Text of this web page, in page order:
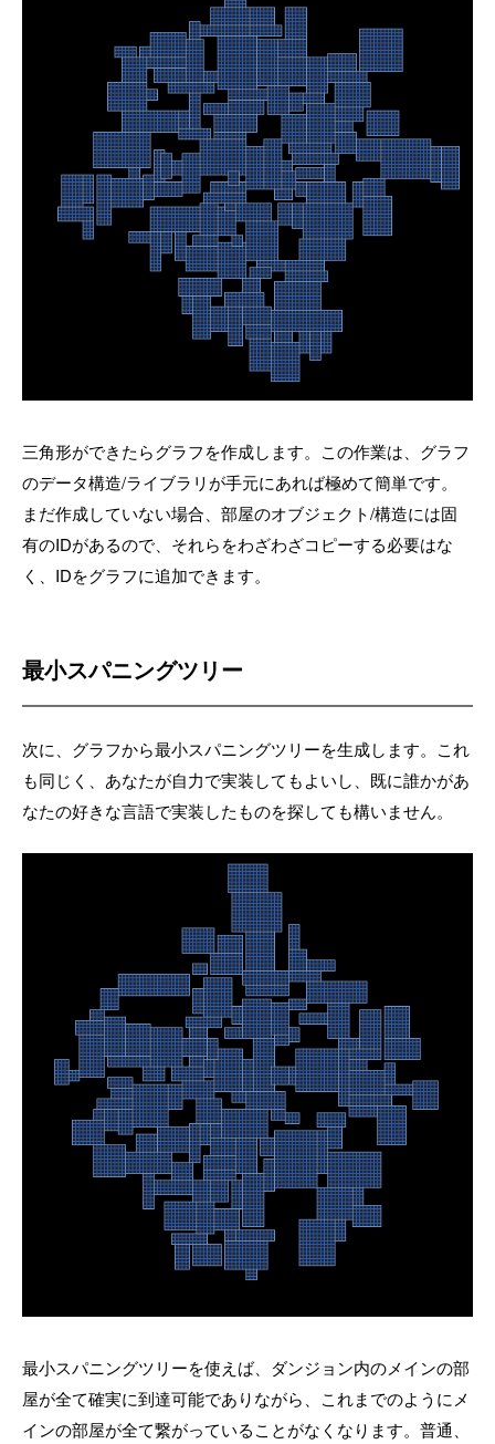
三角形ができたらグラフを作成します。この作業は、グラフ
のデータ構造/ライブラリが手元にあれば極めて簡単です。
まだ作成していない場合、部屋のオブジェクト/構造には固
有のIDがあるので、それらをわざわざコピーする必要はな
く、IDをグラフに追加できます。
最小スパニングツリー
次に、グラフから最小スパニングツリーを生成します。これ
も同じく、あなたが自力で実装してもよいし、既に誰かがあ
なたの好きな言語で実装したものを探しても構いません。
最小スパニングツリーを使えば、ダンジョン内のメインの部
屋が全て確実に到達可能でありながら、これまでのようにメ
インの部屋が全て繋がっていることがなくなります。普通、